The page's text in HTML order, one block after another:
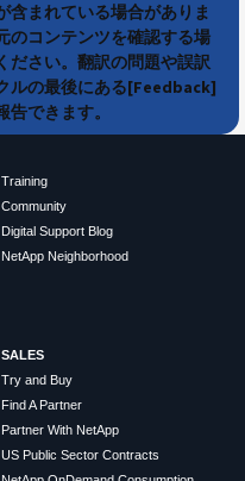
含まれている場合がありま
のコンテンツを確認する場
ださい。翻訳の問題や誤訳
ルの最後にある[Feedback]
できます。
Training
Community
Digital Support Blog
NetApp Neighborhood
SALES
Try and Buy
Find A Partner
Partner With NetApp
US Public Sector Contracts